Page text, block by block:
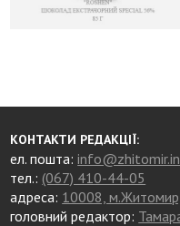
КОНТАКТИ РЕДАКЦІЇ:
ел. пошта:
тел.: (067) 410-44-05
адреса: 10008, м.Житомир,
головний редактор: